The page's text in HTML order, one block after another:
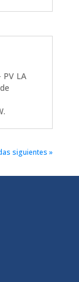
PV LA
siguientes »